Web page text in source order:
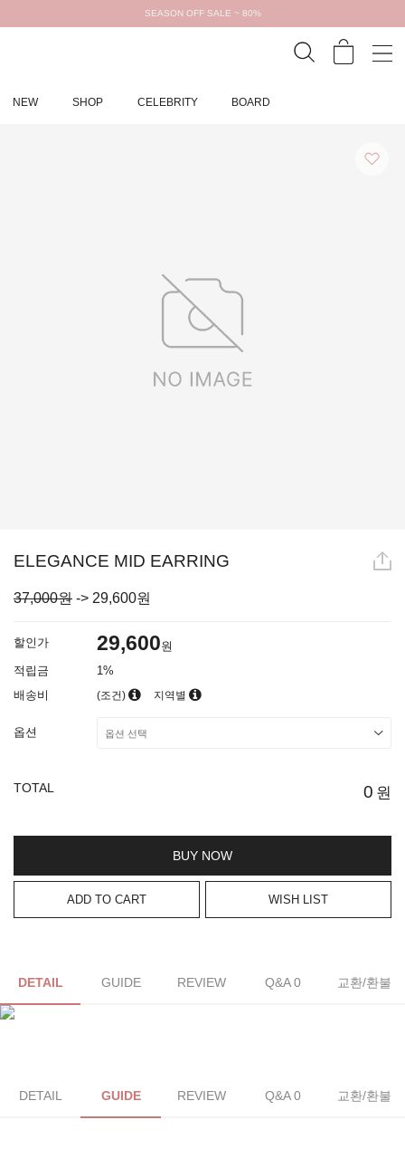
SEASON OFF SALE ~ 80%
NEW SHOP CELEBRITY BOARD
ELEGANCE MID EARRING
37,000원 -> 29,600원
할인가 29,600원
적립금
1%
배송비
(조건) 지역별
옵션
TOTAL 0 원
BUY NOW
ADD TO CART WISH LIST
DETAIL GUIDE REVIEW Q&A 0 교환/환불
DETAIL GUIDE REVIEW Q&A 0 교환/환불